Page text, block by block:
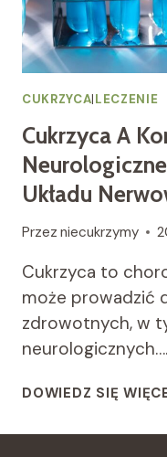
CUKRZYCA|LECZENIE
Cukrzyca A
Układu
Przez niecukrzymy
Cukrzyca to
może prowadzić
zdrowotnych, w
neurologicznych….
DOWIEDZ SIĘ